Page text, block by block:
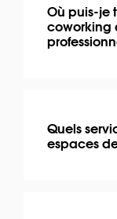
Où puis-je
coworking
Quels
espaces